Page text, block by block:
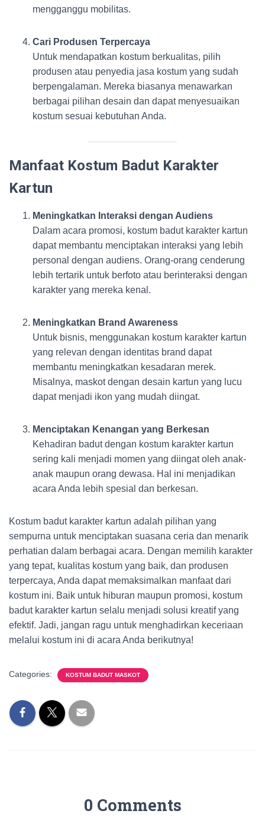
mengganggu mobilitas.
Cari Produsen Terpercaya
Untuk mendapatkan kostum berkualitas, pilih
produsen atau penyedia jasa kostum yang sudah
berpengalaman. Mereka biasanya menawarkan
berbagai pilihan desain dan dapat menyesuaikan
kostum sesuai kebutuhan Anda.
Manfaat Kostum Badut Karakter
Kartun
Meningkatkan Interaksi dengan Audiens
Dalam acara promosi, kostum badut karakter kartun
dapat membantu menciptakan interaksi yang lebih
personal dengan audiens. Orang-orang cenderung
lebih tertarik untuk berfoto atau berinteraksi dengan
karakter yang mereka kenal.
Meningkatkan Brand Awareness
Untuk bisnis, menggunakan kostum karakter kartun
yang relevan dengan identitas brand dapat
membantu meningkatkan kesadaran merek.
Misalnya, maskot dengan desain kartun yang lucu
dapat menjadi ikon yang mudah diingat.
Menciptakan Kenangan yang Berkesan
Kehadiran badut dengan kostum karakter kartun
sering kali menjadi momen yang diingat oleh anak-
anak maupun orang dewasa. Hal ini menjadikan
acara Anda lebih spesial dan berkesan.
Kostum badut karakter kartun adalah pilihan yang
sempurna untuk menciptakan suasana ceria dan menarik
perhatian dalam berbagai acara. Dengan memilih karakter
yang tepat, kualitas kostum yang baik, dan produsen
terpercaya, Anda dapat memaksimalkan manfaat dari
kostum ini. Baik untuk hiburan maupun promosi, kostum
badut karakter kartun selalu menjadi solusi kreatif yang
efektif. Jadi, jangan ragu untuk menghadirkan keceriaan
melalui kostum ini di acara Anda berikutnya!
Categories: KOSTUM BADUT MASKOT
0 Comments